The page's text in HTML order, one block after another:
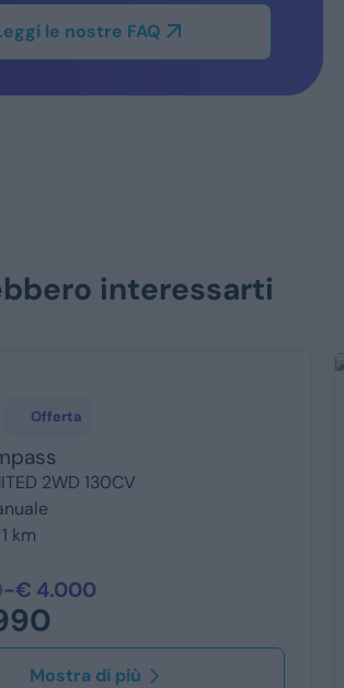
le nostre FAQ
interessarti
Offerta
2WD 130CV
km
-€ 4.000
Mostra di più